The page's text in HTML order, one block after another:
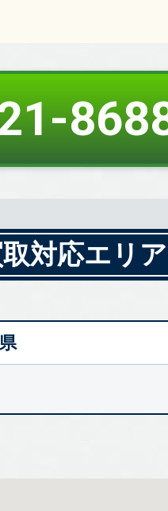
対応エリア